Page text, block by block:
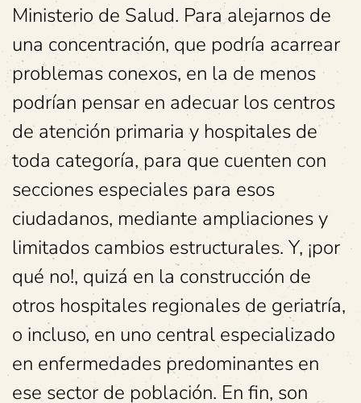
Ministerio de Salud. Para alejarnos de
una concentración, que podría acarrear
problemas conexos, en la de menos
podrían pensar en adecuar los centros
de atención primaria y hospitales de
toda categoría, para que cuenten con
secciones especiales para esos
ciudadanos, mediante ampliaciones y
limitados cambios estructurales. Y, ¡por
qué no!, quizá en la construcción de
otros hospitales regionales de geriatría,
o incluso, en uno central especializado
en enfermedades predominantes en
ese sector de población. En fin, son